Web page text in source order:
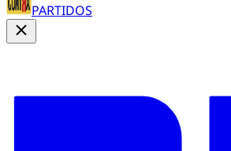
PARTIDOS